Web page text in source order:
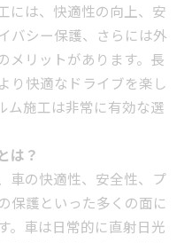
には、快適性の向上、安
バシー保護、さらには外
メリットがあります。長
り快適なドライブを楽し
ム施工は非常に有効な選
は？
車の快適性、安全性、プ
保護といった多くの面に
。車は日常的に直射日光